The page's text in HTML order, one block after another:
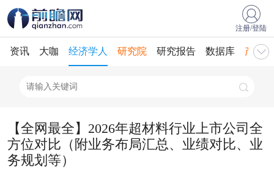
注册/登陆
资讯 大咖 经济学人 研究院 研究报告 数据库 产业
【全网最全】2026年超材料行业上市公司全
方位对比（附业务布局汇总、业绩对比、业
务规划等）